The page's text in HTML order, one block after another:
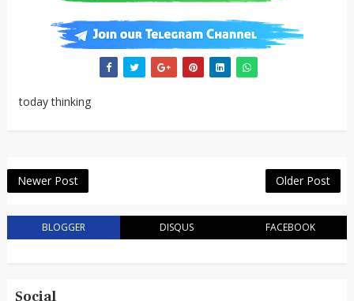
today thinking
Newer Post Older Post
BLOGGER DISQUS FACEBOOK
Social